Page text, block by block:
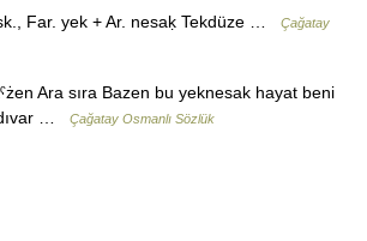
Far. yek + Ar. nesaḳ Tekdüze …
Çağatay
Ara sıra Bazen bu yeknesak hayat beni
…
Çağatay Osmanlı Sözlük